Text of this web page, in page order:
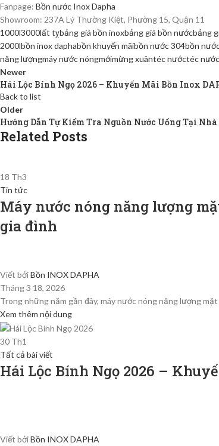
Fanpage: Bồn nước Inox Dapha
Showroom: 237A Lý Thường Kiệt, Phường 15, Quận 11
1000l3000lất tỵbảng giá bồn inoxbảng giá bồn nướcbảng
2000lbồn inox daphabồn khuyến mãibồn nước 304bồn
năng lượngmáy nước nóngmớimừng xuântéc nướctéc
Newer
Hái Lộc Bính Ngọ 2026 – Khuyến Mãi Bồn Inox
Back to list
Older
Hướng Dẫn Tự Kiểm Tra Nguồn Nước Uống Tại
Related Posts
18 Th3
Tin tức
Máy nước nóng năng lượng
gia đình
Viết bởiBồn INOX DAPHA
Tháng 3 18, 2026
Trong những năm gần đây, máy nước nóng năng lượng
Xem thêm nội dung
30 Th1
Tất cả bài viết
Hái Lộc Bính Ngọ 2026 –
Viết bởiBồn INOX DAPHA